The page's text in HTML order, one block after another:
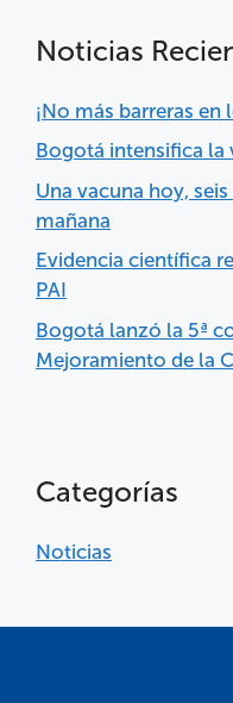
Noticias
¡No más barreras
Bogotá intensifica
Una vacuna hoy,
mañana
Evidencia científica
PAI
Bogotá lanzó la 5ª
Mejoramiento de la
Categorías
Noticias